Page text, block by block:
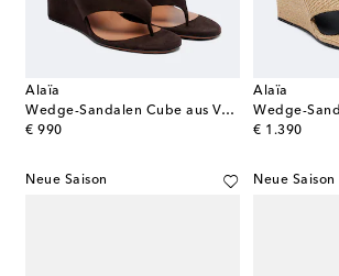
Alaïa
Wedge-Sandalen Cube aus Veloursleder
€ 990
original price
Alaïa
Wedge-
€ 1.390
original price
Neue Saison Neue Saison